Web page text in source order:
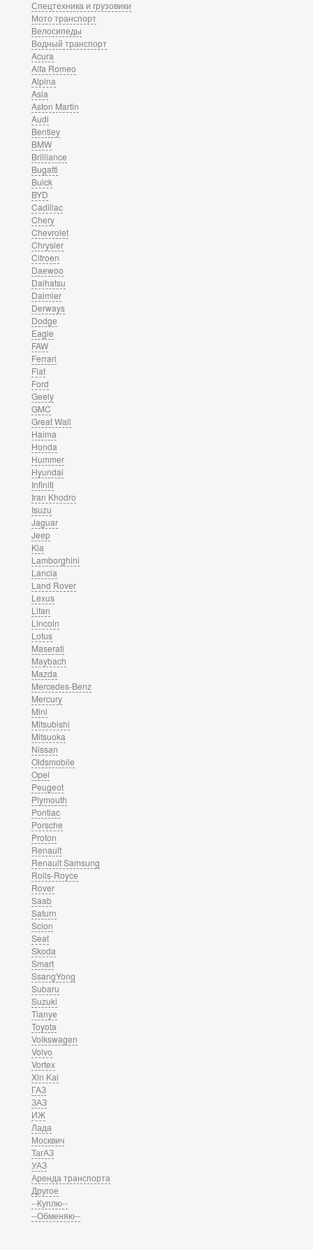
Спецтехника и грузовики
Мото транспорт
Велосипеды
Водный транспорт
Acura
Alfa Romeo
Alpina
Asia
Aston Martin
Audi
Bentley
BMW
Brilliance
Bugatti
Buick
BYD
Cadillac
Chery
Chevrolet
Chrysler
Citroen
Daewoo
Daihatsu
Daimler
Derways
Dodge
Eagle
FAW
Ferrari
Fiat
Ford
Geely
GMC
Great Wall
Haima
Honda
Hummer
Hyundai
Infiniti
Iran Khodro
Isuzu
Jaguar
Jeep
Kia
Lamborghini
Lancia
Land Rover
Lexus
Lifan
Lincoln
Lotus
Maserati
Maybach
Mazda
Mercedes-Benz
Mercury
Mini
Mitsubishi
Mitsuoka
Nissan
Oldsmobile
Opel
Peugeot
Plymouth
Pontiac
Porsche
Proton
Renault
Renault Samsung
Rolls-Royce
Rover
Saab
Saturn
Scion
Seat
Skoda
Smart
SsangYong
Subaru
Suzuki
Tianye
Toyota
Volkswagen
Volvo
Vortex
Xin Kai
ГАЗ
ЗАЗ
ИЖ
Лада
Москвич
ТагАЗ
УАЗ
Аренда транспорта
Другое
--Куплю--
--Обменяю--